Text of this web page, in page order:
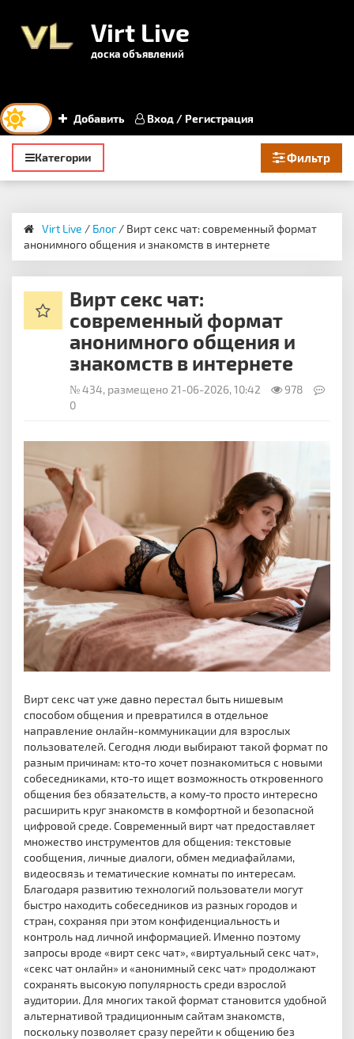
Virt Live
доска объявлений
Добавить Вход / Регистрация
Toggle
navigation
Категории Фильтр
Virt Live / Блог/ Вирт секс чат: современный формат
анонимного общения и знакомств в интернете
Вирт секс чат:
современный формат
анонимного общения и
знакомств в интернете
№ 434, размещено 21-06-2026, 10:42
978
0
Вирт секс чат уже давно перестал быть нишевым
способом общения и превратился в отдельное
направление онлайн-коммуникации для взрослых
пользователей. Сегодня люди выбирают такой формат по
разным причинам: кто-то хочет познакомиться с новыми
собеседниками, кто-то ищет возможность откровенного
общения без обязательств, а кому-то просто интересно
расширить круг знакомств в комфортной и безопасной
цифровой среде. Современный вирт чат предоставляет
множество инструментов для общения: текстовые
сообщения, личные диалоги, обмен медиафайлами,
видеосвязь и тематические комнаты по интересам.
Благодаря развитию технологий пользователи могут
быстро находить собеседников из разных городов и
стран, сохраняя при этом конфиденциальность и
контроль над личной информацией. Именно поэтому
запросы вроде «вирт секс чат», «виртуальный секс чат»,
«секс чат онлайн» и «анонимный секс чат» продолжают
сохранять высокую популярность среди взрослой
аудитории. Для многих такой формат становится удобной
альтернативой традиционным сайтам знакомств,
поскольку позволяет сразу перейти к общению без